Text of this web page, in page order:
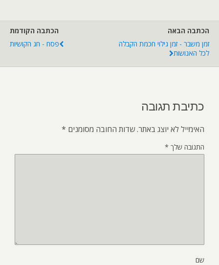
הכתבה הקודמת
פסח - חג הקושיות
הכתבה הבאה
זמן משבר - זמן גילוי חכמת הקבלה
לכל האנושות
כתיבת תגובה
האימייל לא יוצג באתר.שדות החובה מסומנים *
התגובה שלך *
שם